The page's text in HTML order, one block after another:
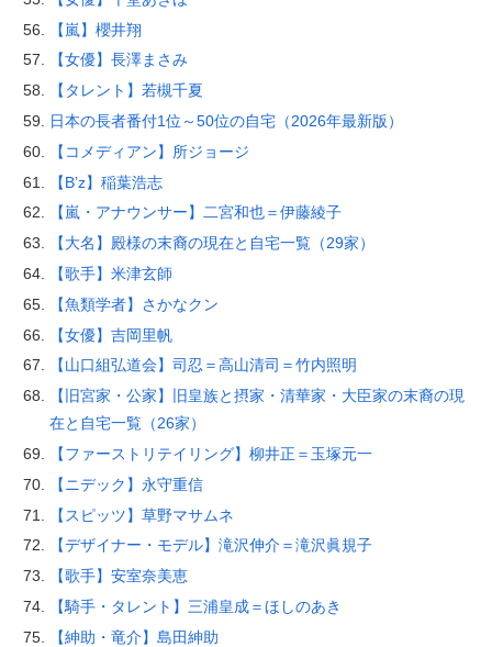
【嵐】櫻井翔
【女優】長澤まさみ
【タレント】若槻千夏
日本の長者番付1位～50位の自宅（2026年最新版）
【コメディアン】所ジョージ
【B’z】稲葉浩志
【嵐・アナウンサー】二宮和也＝伊藤綾子
【大名】殿様の末裔の現在と自宅一覧（29家）
【歌手】米津玄師
【魚類学者】さかなクン
【女優】吉岡里帆
【山口組弘道会】司忍＝高山清司＝竹内照明
【旧宮家・公家】旧皇族と摂家・清華家・大臣家の末裔の現
在と自宅一覧（26家）
【ファーストリテイリング】柳井正＝玉塚元一
【ニデック】永守重信
【スピッツ】草野マサムネ
【デザイナー・モデル】滝沢伸介＝滝沢眞規子
【歌手】安室奈美恵
【騎手・タレント】三浦皇成＝ほしのあき
【紳助・竜介】島田紳助